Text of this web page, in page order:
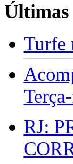
Turfe
RJ: